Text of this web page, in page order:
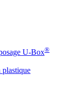
U-Box®
plastique